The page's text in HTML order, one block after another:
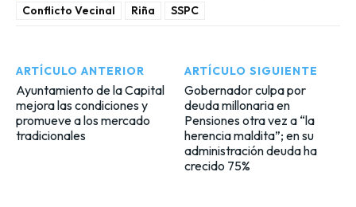
Conflicto Vecinal
Riña SSPC
ARTÍCULO ANTERIOR
Ayuntamiento de la Capital
mejora las condiciones y
promueve a los mercado
tradicionales
ARTÍCULO SIGUIENTE
Gobernador culpa por
deuda millonaria en
Pensiones otra vez a “la
herencia maldita”; en su
administración deuda ha
crecido 75%